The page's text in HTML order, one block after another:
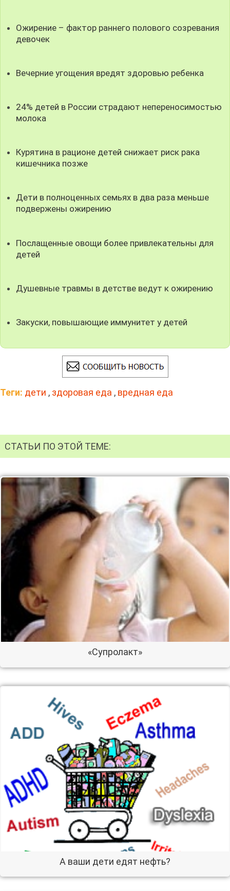
Ожирение – фактор раннего полового созревания
девочек
Вечерние угощения вредят здоровью ребенка
24% детей в России страдают непереносимостью
молока
Курятина в рационе детей снижает риск рака
кишечника позже
Дети в полноценных семьях в два раза меньше
подвержены ожирению
Послащенные овощи более привлекательны для
детей
Душевные травмы в детстве ведут к ожирению
Закуски, повышающие иммунитет у детей
Теги: дети , здоровая еда , вредная еда
СТАТЬИ ПО ЭТОЙ ТЕМЕ:
«Супролакт»
А ваши дети едят нефть?